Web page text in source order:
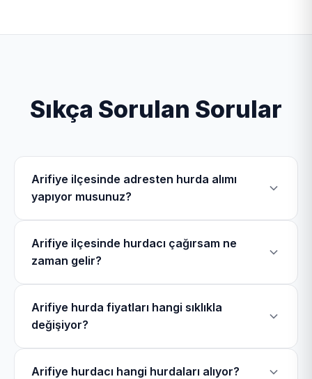
Sıkça Sorulan Sorular
Arifiye ilçesinde adresten hurda alımı
yapıyor musunuz?
Mahallesi, Karaaptiler Mahallesi, Kumbaşı Mahallesi,
Neviye Mahallesi dahil olmak üzere toplam 24
mahallede mobil ekiplerimizle hurdacılık hizmeti
veriyoruz.
Arifiye ilçesinde hurdacı çağırsam ne
zaman gelir?
arayarak hurdacı çağırdığınızda 44 dakika içerisinde
bulunduğunuz konuma geliyoruz.
Arifiye hurda fiyatları hangi sıklıkla
değişiyor?
verilerine göre günlük olarak değişmektedir. En son
Arifiye hurdacı hangi hurdaları alıyor?